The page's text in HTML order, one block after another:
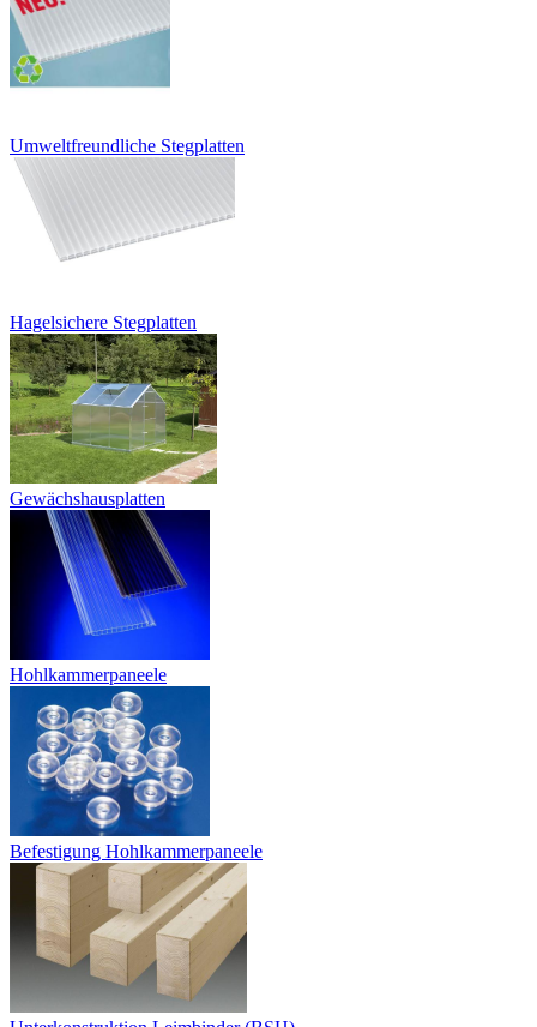
Umweltfreundliche Stegplatten
Hagelsichere Stegplatten
Gewächshausplatten
Hohlkammerpaneele
Befestigung Hohlkammerpaneele